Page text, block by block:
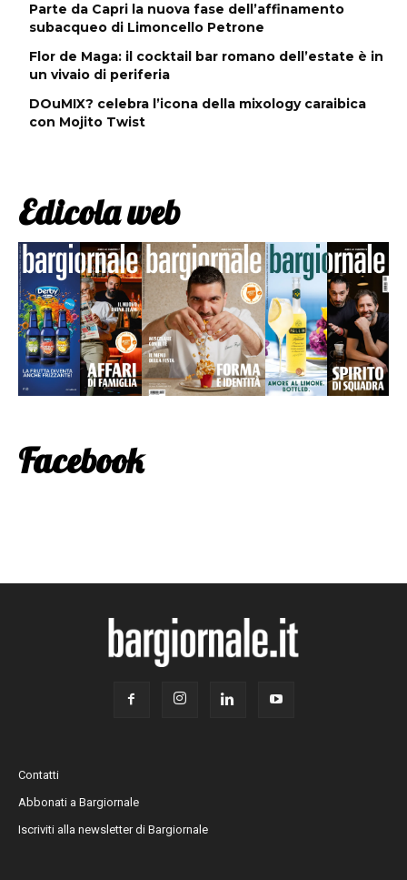
Parte da Capri la nuova fase dell’affinamento
subacqueo di Limoncello Petrone
Flor de Maga: il cocktail bar romano dell’estate è in
un vivaio di periferia
DOuMIX? celebra l’icona della mixology caraibica
con Mojito Twist
Edicola web
Facebook
Contatti
Abbonati a Bargiornale
Iscriviti alla newsletter di Bargiornale